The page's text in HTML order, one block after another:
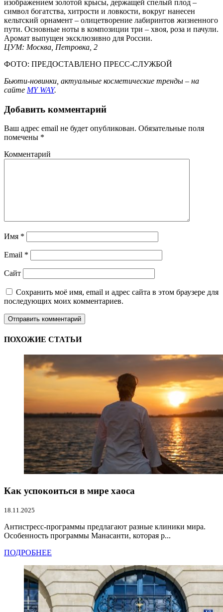
изображением золотой крысы, держащей спелый плод –
символ богатства, хитрости и ловкости, вокруг нанесен
кельтский орнамент – олицетворение лабиринтов жизненного
пути. Основные ноты в композиции три – хвоя, роза и пачули.
Аромат выпущен эксклюзивно для России.
ЦУМ: Москва, Петровка, 2
ФОТО: ПРЕДОСТАВЛЕНО ПРЕСС-СЛУЖБОЙ
Бьюти-новинки, актуальные косметические тренды – на
сайте MY WAY.
Добавить комментарий
Ваш адрес email не будет опубликован. Обязательные поля
помечены *
Комментарий
Имя *
Email *
Сайт
Сохранить моё имя, email и адрес сайта в этом браузере для
последующих моих комментариев.
ПОХОЖИЕ СТАТЬИ
Как успокоиться в мире хаоса
18.11.2025
Антистресс-программы предлагают разные клиники мира.
Особенность программы Манасанти, которая р...
ПОДРОБНЕЕ